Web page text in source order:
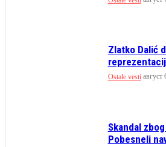
Zlatko Dalić
Ostale vesti август
Skandal
Pobesneli